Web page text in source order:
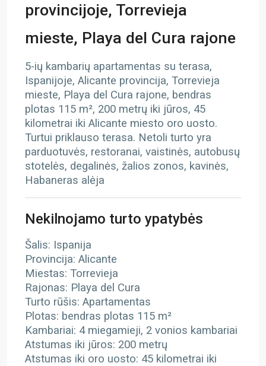
provincijoje, Torrevieja
mieste, Playa del Cura rajone
5-ių kambarių apartamentas su terasa,
Ispanijoje, Alicante provincija, Torrevieja
mieste, Playa del Cura rajone, bendras
plotas 115 m², 200 metrų iki jūros, 45
kilometrai iki Alicante miesto oro uosto.
Turtui priklauso terasa. Netoli turto yra
parduotuvės, restoranai, vaistinės, autobusų
stotelės, degalinės, žalios zonos, kavinės,
Habaneras alėja
Nekilnojamo turto ypatybės
Šalis: Ispanija
Provincija: Alicante
Miestas: Torrevieja
Rajonas: Playa del Cura
Turto rūšis: Apartamentas
Plotas: bendras plotas 115 m²
Kambariai: 4 miegamieji, 2 vonios kambariai
Atstumas iki jūros: 200 metrų
Atstumas iki oro uosto: 45 kilometrai iki